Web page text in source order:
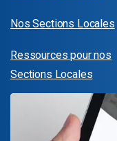
Nos Sections Locales
Ressources pour nos
Sections Locales